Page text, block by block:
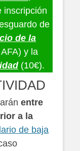
inscripción
de
de la
y la
(10€).
entre
a la
de baja